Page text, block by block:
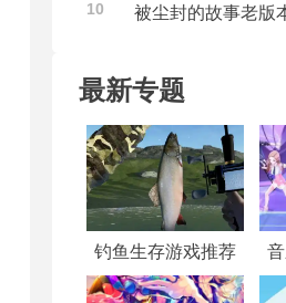
10
被尘封的故事老版
最新专题
钓鱼生存游戏推荐